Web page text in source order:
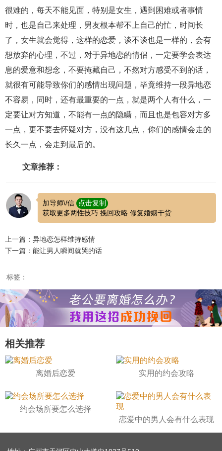
很难的，每天不能见面，特别是女生，遇到困难或者事情
时，也是自己来处理，男友根本帮不上自己的忙，时间长
了，女生就会觉得，这样的恋爱，谈不谈也是一样的，会有
想放弃的心理，不过，对于异地恋的情侣，一定要学会表达
息的爱意和想念，不要掩藏自己，不然对方感受不到的话，
就很有可能导致你们的感情出现问题，毕竟维持一段异地恋
不容易，同时，还有最重要的一点，就是两个人有什么，一
定要让对方知道，不能有一点的隐瞒，而且也是包容对方多
一点，更不要去怀疑对方，没有这几点，你们的感情会走的
长久一点，会走到最后的。
文章推荐：
加导师\/信
点击复制
获取更多两性技巧 挽回攻略 修复婚姻干货
上一篇：异地恋怎样维持感情
下一篇：能让男人瞬间就哭的话
标签：
相关推荐
离婚后恋爱 实用的约会攻略
约会场所要怎么选择
恋爱中的男人会有什么表现